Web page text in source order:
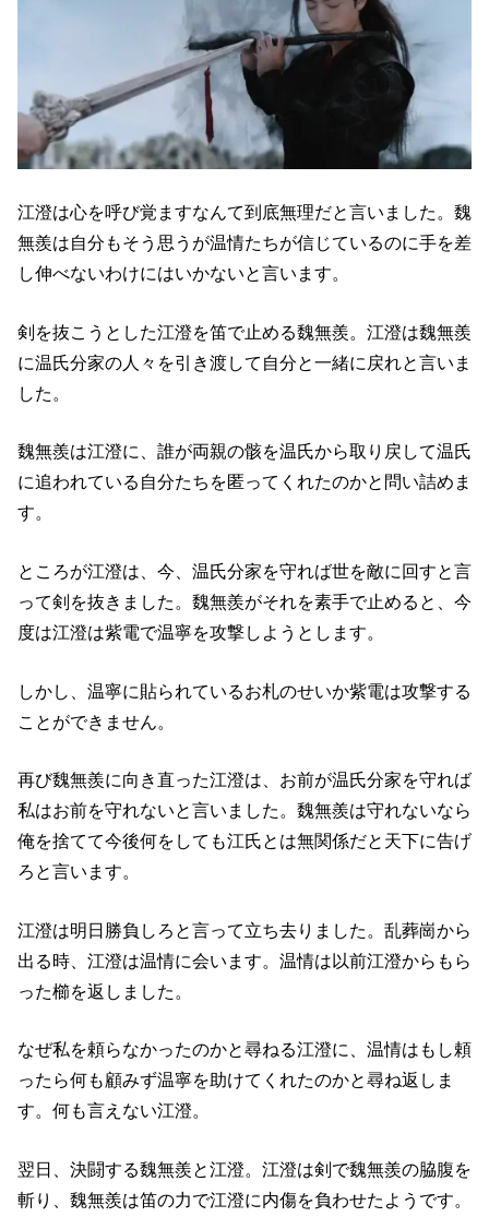
江澄は心を呼び覚ますなんて到底無理だと言いました。魏
無羨は自分もそう思うが温情たちが信じているのに手を差
し伸べないわけにはいかないと言います。
剣を抜こうとした江澄を笛で止める魏無羨。江澄は魏無羨
に温氏分家の人々を引き渡して自分と一緒に戻れと言いま
した。
魏無羨は江澄に、誰が両親の骸を温氏から取り戻して温氏
に追われている自分たちを匿ってくれたのかと問い詰めま
す。
ところが江澄は、今、温氏分家を守れば世を敵に回すと言
って剣を抜きました。魏無羨がそれを素手で止めると、今
度は江澄は紫電で温寧を攻撃しようとします。
しかし、温寧に貼られているお札のせいか紫電は攻撃する
ことができません。
再び魏無羨に向き直った江澄は、お前が温氏分家を守れば
私はお前を守れないと言いました。魏無羨は守れないなら
俺を捨てて今後何をしても江氏とは無関係だと天下に告げ
ろと言います。
江澄は明日勝負しろと言って立ち去りました。乱葬崗から
出る時、江澄は温情に会います。温情は以前江澄からもら
った櫛を返しました。
なぜ私を頼らなかったのかと尋ねる江澄に、温情はもし頼
ったら何も顧みず温寧を助けてくれたのかと尋ね返しま
す。何も言えない江澄。
翌日、決闘する魏無羨と江澄。江澄は剣で魏無羨の脇腹を
斬り、魏無羨は笛の力で江澄に内傷を負わせたようです。